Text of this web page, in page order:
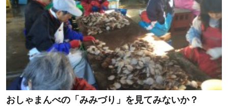
おしゃまんべの「みみづり」を見てみないか？